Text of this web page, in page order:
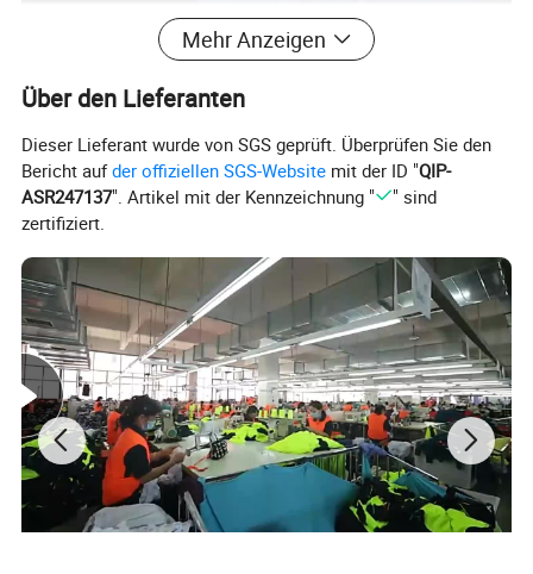
Mehr Anzeigen
Über den Lieferanten
Dieser Lieferant wurde von SGS geprüft. Überprüfen Sie den
Bericht aufder offiziellen SGS-Website mit der ID "QIP-
ASR247137". Artikel mit der Kennzeichnung "
" sind
zertifiziert.